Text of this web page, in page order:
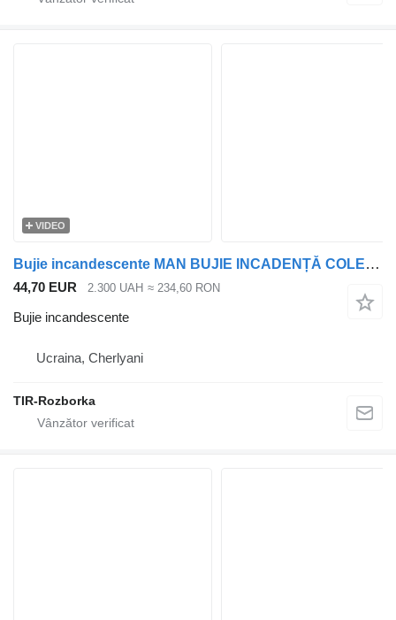
VIDEO
Bujie incandescente MAN BUJIE INCADENȚĂ COLECTOR DE ADMISIE MAN F2000/F90/G90/M90/NG pentru cap tractor MAN F2000/F90/G90/M90/NG
44,70 EUR 2.300 UAH ≈ 234,60 RON
Bujie incandescente
Ucraina, Cherlyani
TIR-Rozborka